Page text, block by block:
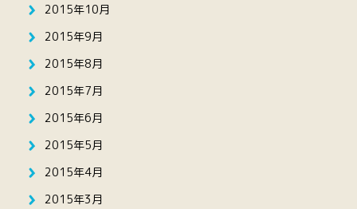
2015年10月
2015年9月
2015年8月
2015年7月
2015年6月
2015年5月
2015年4月
2015年3月